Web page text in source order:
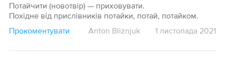
Потайчити (новотвір) — приховувати.
Похідне від прислівників потайки, потай, потайком.
Прокоментувати
Anton Bliznjuk 1 листопада 2021